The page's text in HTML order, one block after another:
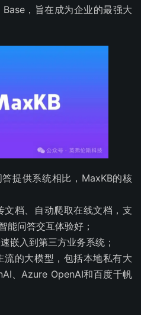
，旨在成为企业的最强大
提供系统相比，MaxKB的核
档、自动爬取在线文档，支
能问答交互体验好；
嵌入到第三方业务系统；
的大模型，包括本地私有大
、Azure OpenAI和百度千帆